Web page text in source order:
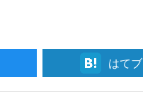
はてブ